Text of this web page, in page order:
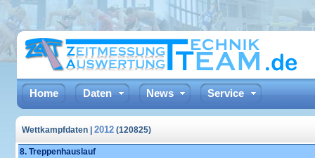
Home Daten News Service
Wettkampfdaten | 2012 (120825)
8. Treppenhauslauf